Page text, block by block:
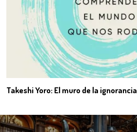
Takeshi Yoro: El muro de la ignorancia